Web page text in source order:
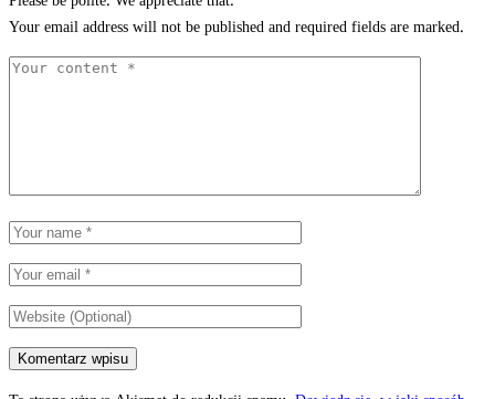
Your email address will not be published and required fields are marked.